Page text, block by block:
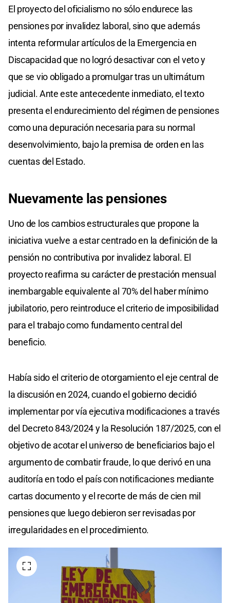
El proyecto del oficialismo no sólo endurece las
pensiones por invalidez laboral, sino que además
intenta reformular artículos de la Emergencia en
Discapacidad que no logró desactivar con el veto y
que se vio obligado a promulgar tras un ultimátum
judicial. Ante este antecedente inmediato, el texto
presenta el endurecimiento del régimen de pensiones
como una depuración necesaria para su normal
desenvolvimiento, bajo la premisa de orden en las
cuentas del Estado.
Nuevamente las pensiones
Uno de los cambios estructurales que propone la
iniciativa vuelve a estar centrado en la definición de la
pensión no contributiva por invalidez laboral. El
proyecto reafirma su carácter de prestación mensual
inembargable equivalente al 70% del haber mínimo
jubilatorio, pero reintroduce el criterio de imposibilidad
para el trabajo como fundamento central del
beneficio.
Había sido el criterio de otorgamiento el eje central de
la discusión en 2024, cuando el gobierno decidió
implementar por vía ejecutiva modificaciones a través
del Decreto 843/2024 y la Resolución 187/2025, con el
objetivo de acotar el universo de beneficiarios bajo el
argumento de combatir fraude, lo que derivó en una
auditoría en todo el país con notificaciones mediante
cartas documento y el recorte de más de cien mil
pensiones que luego debieron ser revisadas por
irregularidades en el procedimiento.